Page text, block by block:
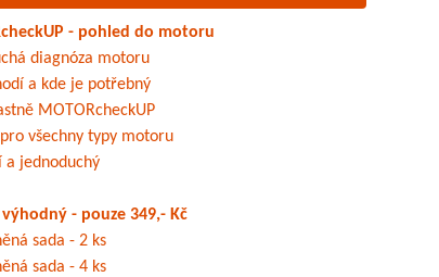
- pohled do motoru
diagnóza motoru
a kde je potřebný
MOTORcheckUP
všechny typy motoru
a jednoduchý
výhodný - pouze 349,- Kč
sada - 2 ks
sada - 4 ks